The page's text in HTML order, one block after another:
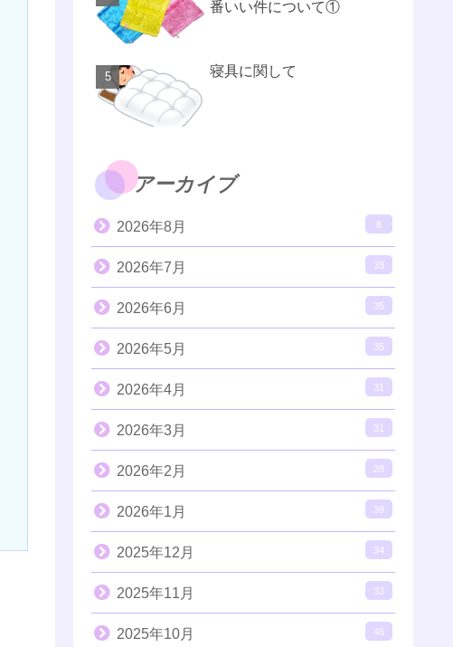
番いい件について①
寝具に関して
アーカイブ
2026年8月 8
2026年7月 33
2026年6月 35
2026年5月 35
2026年4月 31
2026年3月 31
2026年2月 28
2026年1月 39
2025年12月 34
2025年11月 33
2025年10月 46